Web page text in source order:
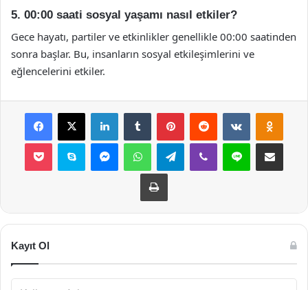
5. 00:00 saati sosyal yaşamı nasıl etkiler?
Gece hayatı, partiler ve etkinlikler genellikle 00:00 saatinden
sonra başlar. Bu, insanların sosyal etkileşimlerini ve
eğlencelerini etkiler.
Facebook
X LinkedInTumblr PinterestReddit VKontakte
Pocket Skype MessengerWhatsAppTelegramViber Line E-Posta ile
Yazdır
Kayıt Ol